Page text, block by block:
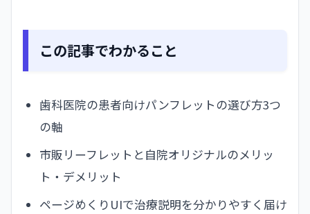
この記事でわかること
歯科医院の患者向けパンフレットの選び方3つ
の軸
市販リーフレットと自院オリジナルのメリッ
ト・デメリット
ページめくりUIで治療説明を分かりやすく届け